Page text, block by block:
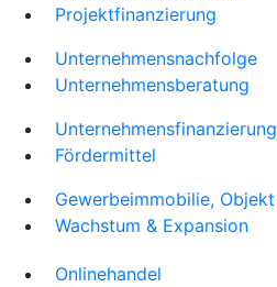
Projektfinanzierung
Unternehmensnachfolge
Unternehmensberatung
Unternehmensfinanzierung
Fördermittel
Gewerbeimmobilie, Objekt
Wachstum & Expansion
Onlinehandel